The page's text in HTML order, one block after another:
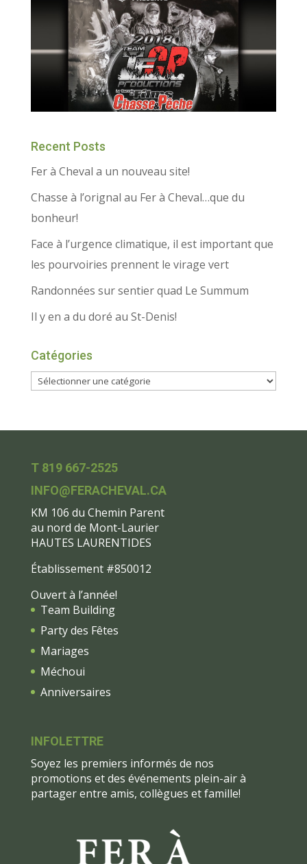
Recent Posts
Fer à Cheval a un nouveau site!
Chasse à l’orignal au Fer à Cheval…que du
bonheur!
Face à l’urgence climatique, il est important que
les pourvoiries prennent le virage vert
Randonnées sur sentier quad Le Summum
Il y en a du doré au St-Denis!
Catégories
T 819 667-2525
INFO@FERACHEVAL.CA
KM 106 du Chemin Parent
au nord de Mont-Laurier
HAUTES LAURENTIDES
Établissement #850012
Ouvert à l’année!
Team Building
Party des Fêtes
Mariages
Méchoui
Anniversaires
INFOLETTRE
Soyez les premiers informés de nos
promotions et des événements plein-air à
partager entre amis, collègues et famille!